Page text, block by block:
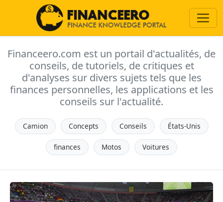
Financeero.com est un portail d'actualités, de
conseils, de tutoriels, de critiques et
d'analyses sur divers sujets tels que les
finances personnelles, les applications et les
conseils sur l'actualité.
Camion Concepts Conseils États-Unis
finances Motos Voitures